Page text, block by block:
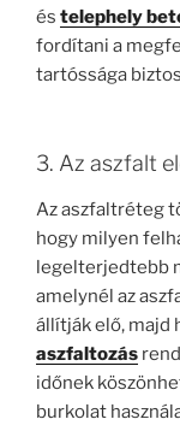
és telephely
fordítani a
tartóssága
3. Az aszfalt
Az aszfaltréteg
hogy milyen
legelterjedtebb
amelynél az
állítják elő, majd
aszfaltozás
időnek
burkolat